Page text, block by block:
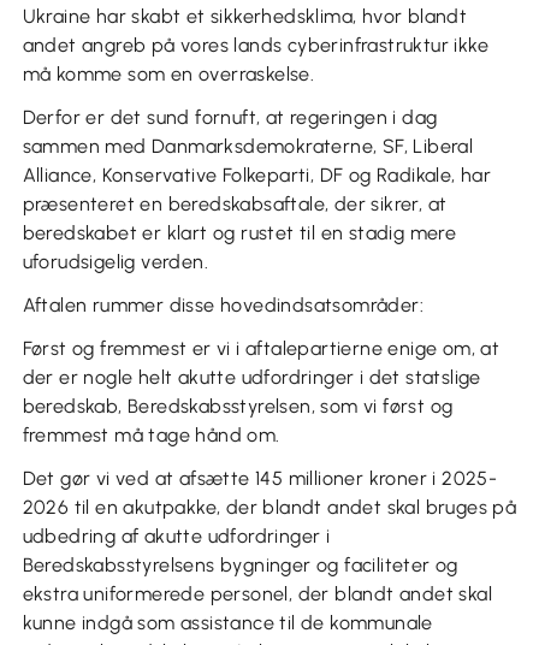
Ukraine har skabt et sikkerhedsklima, hvor blandt
andet angreb på vores lands cyberinfrastruktur ikke
må komme som en overraskelse.
Derfor er det sund fornuft, at regeringen i dag
sammen med Danmarksdemokraterne, SF, Liberal
Alliance, Konservative Folkeparti, DF og Radikale, har
præsenteret en beredskabsaftale, der sikrer, at
beredskabet er klart og rustet til en stadig mere
uforudsigelig verden.
Aftalen rummer disse hovedindsatsområder:
Først og fremmest er vi i aftalepartierne enige om, at
der er nogle helt akutte udfordringer i det statslige
beredskab, Beredskabsstyrelsen, som vi først og
fremmest må tage hånd om.
Det gør vi ved at afsætte 145 millioner kroner i 2025-
2026 til en akutpakke, der blandt andet skal bruges på
udbedring af akutte udfordringer i
Beredskabsstyrelsens bygninger og faciliteter og
ekstra uniformerede personel, der blandt andet skal
kunne indgå som assistance til de kommunale